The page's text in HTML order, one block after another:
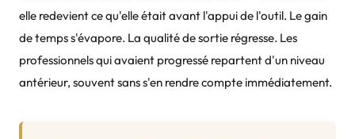
elle redevient ce qu'elle était avant l'appui de l'outil. Le gain
de temps s'évapore. La qualité de sortie régresse. Les
professionnels qui avaient progressé repartent d'un niveau
antérieur, souvent sans s'en rendre compte immédiatement.